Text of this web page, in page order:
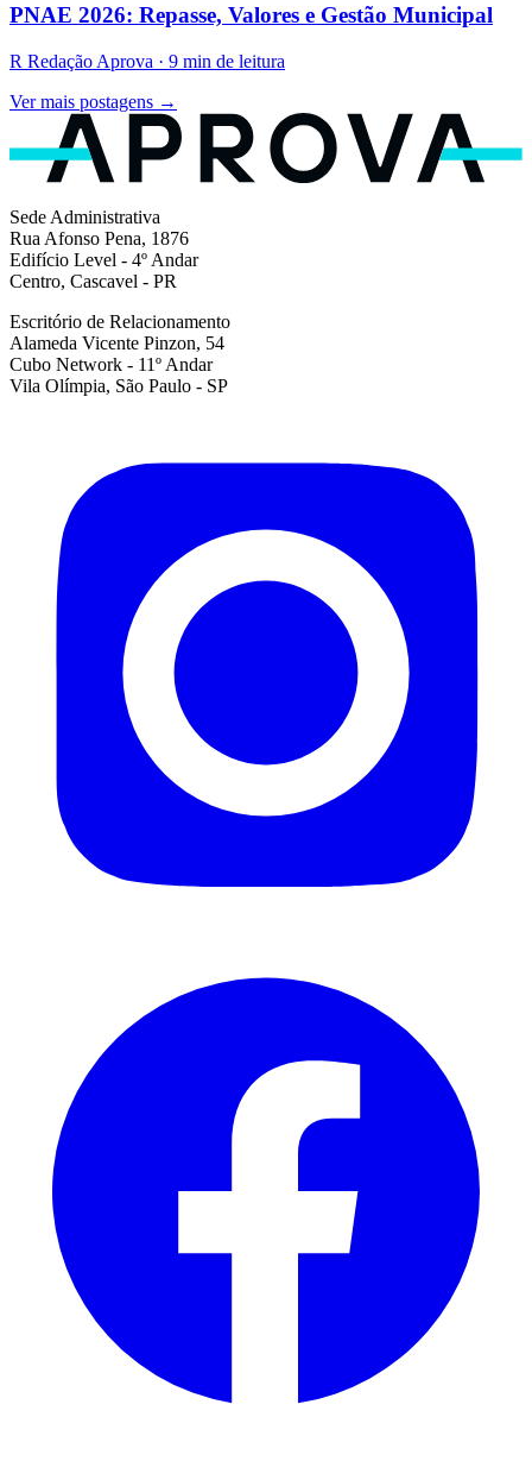
PNAE 2026: Repasse, Valores e Gestão Municipal
R Redação Aprova · 9 min de leitura
Ver mais postagens →
Sede Administrativa
Rua Afonso Pena, 1876
Edifício Level - 4º Andar
Centro, Cascavel - PR
Escritório de Relacionamento
Alameda Vicente Pinzon, 54
Cubo Network - 11º Andar
Vila Olímpia, São Paulo - SP